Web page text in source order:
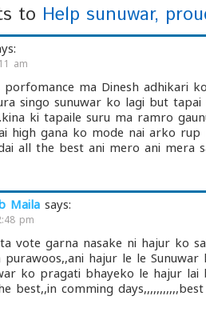
to Help sunuwar,
am
ma Dinesh adhikari
singo sunuwar ko lagi but
ki tapaile suru ma ramro
high gana ko mode nai arko
all the best ani mero ani mera
Maila says:
pm
vote garna nasake ni hajur ko
hajur le le
ko pragati bhayeko le hajur
best,,in comming